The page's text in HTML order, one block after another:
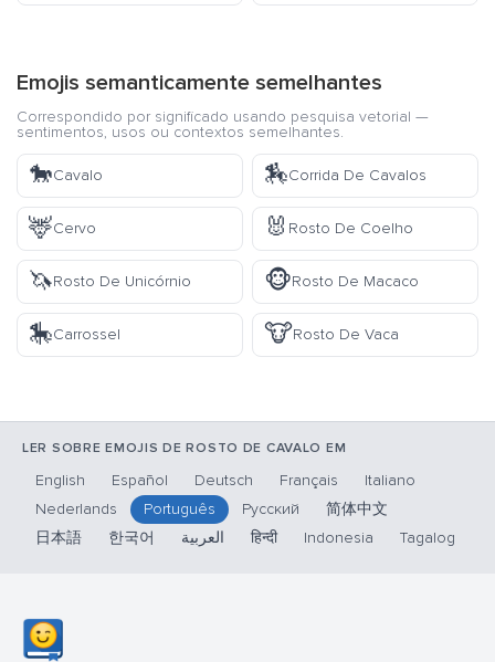
Emojis semanticamente semelhantes
Correspondido por significado usando pesquisa vetorial —
sentimentos, usos ou contextos semelhantes.
🐎Cavalo 🏇Corrida De Cavalos
🦌Cervo 🐰 Rosto De Coelho
🦄Rosto De Unicórnio 🐵Rosto De Macaco
🎠Carrossel 🐮Rosto De Vaca
LER SOBRE EMOJIS DE ROSTO DE CAVALO EM
English Español Deutsch Français
Italiano
Nederlands
Português Русский
简体中文
日本語
한국어 العربية हिन्दी Indonesia Tagalog